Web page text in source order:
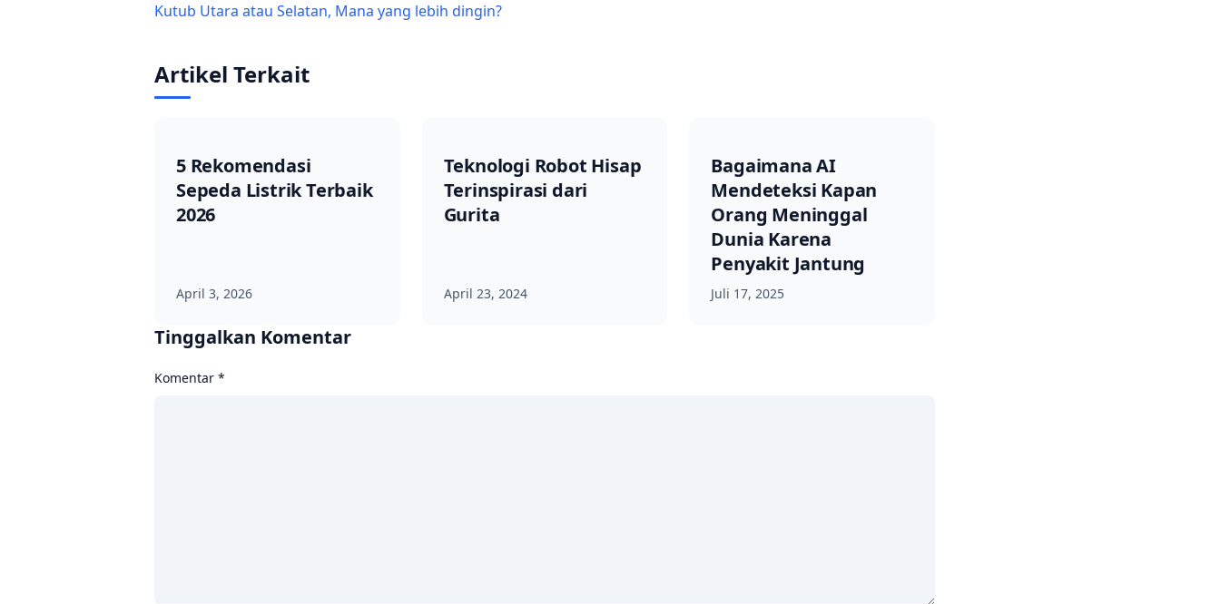
Kutub Utara atau Selatan, Mana yang lebih dingin?
Artikel Terkait
5 Rekomendasi
Sepeda Listrik Terbaik
2026
April 3, 2026
Teknologi Robot Hisap
Terinspirasi dari
Gurita
April 23, 2024
Bagaimana AI
Mendeteksi Kapan
Orang Meninggal
Dunia Karena
Penyakit Jantung
Juli 17, 2025
Tinggalkan Komentar
Komentar *